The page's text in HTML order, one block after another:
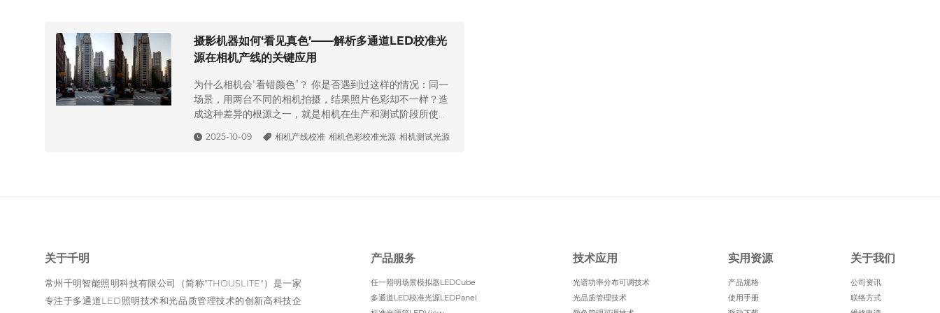
摄影机器如何‘看见真色’——解析多通道LED校准光
源在相机产线的关键应用
为什么相机会“看错颜色”？ 你是否遇到过这样的情况：同一
场景，用两台不同的相机拍摄，结果照片色彩却不一样？造
成这种差异的根源之一，就是相机在生产和测试阶段所使用
敏感，如果测试光源的光谱分布不稳定，就可能让相机误判
2025-10-09 相机产线校准 相机色彩校准光源 相机测试光源
关于千明
常州千明智能照明科技有限公司（简称"THOUSLITE"）是一家
专注于多通道LED照明技术和光品质管理技术的创新高科技企
产品服务
任一照明场景模拟器LEDCube
多通道LED校准光源LEDPanel
技术应用
光谱功率分布可调技术
光品质管理技术
实用资源
产品规格
使用手册
关于我们
公司资讯
联络方式